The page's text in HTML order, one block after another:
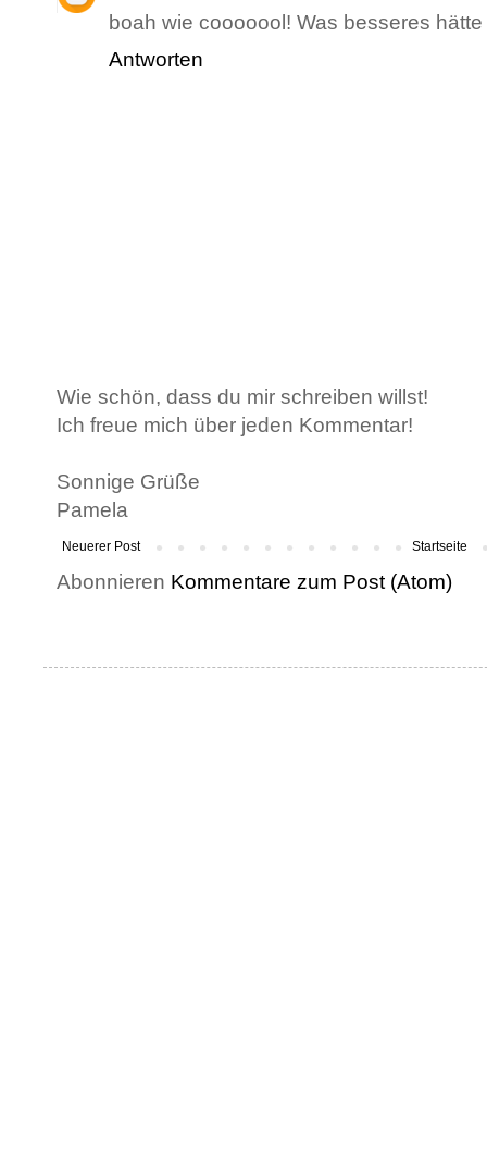
boah wie cooooool! Was besseres
Antworten
Wie schön, dass du mir schreiben willst!
Ich freue mich über jeden Kommentar!
Sonnige Grüße
Pamela
Neuerer Post Startseite
Abonnieren Kommentare zum Post (Atom)